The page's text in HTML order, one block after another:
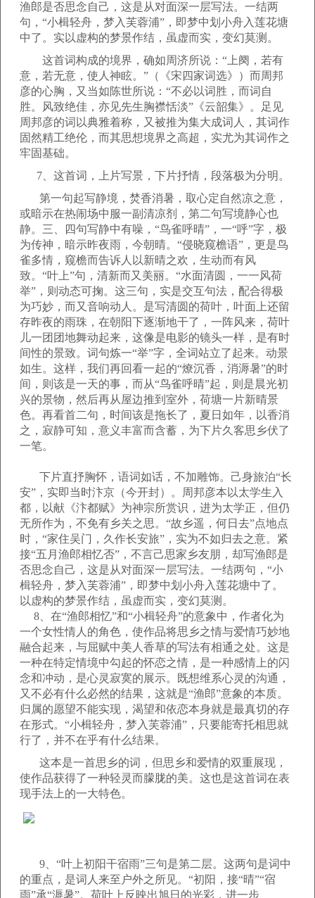
渔郎是否思念自己，这是从对面深一层写法。一结两
句，“小楫轻舟，梦入芙蓉浦”，即梦中划小舟入莲花塘
中了。实以虚构的梦景作结，虽虚而实，变幻莫测。
这首词构成的境界，确如周济所说：“上阕，若有
意，若无意，使人神眩。”（《宋四家词选》）而周邦
彦的心胸，又当如陈世所说：“不必以词胜，而词自
胜。风致绝佳，亦见先生胸襟恬淡”《云韶集》。足见
周邦彦的词以典雅着称，又被推为集大成词人，其词作
固然精工绝伦，而其思想境界之高超，实尤为其词作之
牢固基础。
7、这首词，上片写景，下片抒情，段落极为分明。
第一句起写静境，焚香消暑，取心定自然凉之意，
或暗示在热闹场中服一副清凉剂，第二句写境静心也
静。三、四句写静中有噪，“鸟雀呼晴”，一“呼”字，极
为传神，暗示昨夜雨，今朝晴。“侵晓窥檐语”，更是鸟
雀多情，窥檐而告诉人以新晴之欢，生动而有风
致。“叶上”句，清新而又美丽。“水面清圆，一一风荷
举”，则动态可掬。这三句，实是交互句法，配合得极
为巧妙，而又音响动人。是写清圆的荷叶，叶面上还留
存昨夜的雨珠，在朝阳下逐渐地干了，一阵风来，荷叶
儿一团团地舞动起来，这像是电影的镜头一样，是有时
间性的景致。词句炼一“举”字，全词站立了起来。动景
如生。这样，我们再回看一起的“燎沉香，消溽暑”的时
间，则该是一天的事，而从“鸟雀呼晴”起，则是晨光初
兴的景物，然后再从屋边推到室外，荷塘一片新晴景
色。再看首二句，时间该是拖长了，夏日如年，以香消
之，寂静可知，意义丰富而含蓄，为下片久客思乡伏了
一笔。
下片直抒胸怀，语词如话，不加雕饰。己身旅泊“长
安”，实即当时汴京（今开封）。周邦彦本以太学生入
都，以献《汴都赋》为神宗所赏识，进为太学正，但仍
无所作为，不免有乡关之思。“故乡遥，何日去”点地点
时，“家住吴门，久作长安旅”，实为不如归去之意。紧
接“五月渔郎相忆否”，不言己思家乡友朋，却写渔郎是
否思念自己，这是从对面深一层写法。一结两句，“小
楫轻舟，梦入芙蓉浦”，即梦中划小舟入莲花塘中了。
以虚构的梦景作结，虽虚而实，变幻莫测。
8、在“渔郎相忆”和“小楫轻舟”的意象中，作者化为
一个女性情人的角色，使作品将思乡之情与爱情巧妙地
融合起来，与屈赋中美人香草的写法有相通之处。这是
一种在特定情境中勾起的怀恋之情，是一种感情上的闪
念和冲动，是心灵寂寞的展示。既想维系心灵的沟通，
又不必有什么必然的结果，这就是“渔郎”意象的本质。
归属的愿望不能实现，渴望和依恋本身就是最真切的存
在形式。 “小楫轻舟，梦入芙蓉浦” ，只要能寄托相思就
行了，并不在乎有什么结果。
这本是一首思乡的词，但思乡和爱情的双重展现，
使作品获得了一种轻灵而朦胧的美。这也是这首词在表
现手法上的一大特色。
9、“叶上初阳干宿雨”三句是第二层。这两句是词中
的重点，是词人来至户外之所见。“初阳，接“晴”“宿
雨”承“溽暑”。荷叶上反映出旭日的光彩，进一步